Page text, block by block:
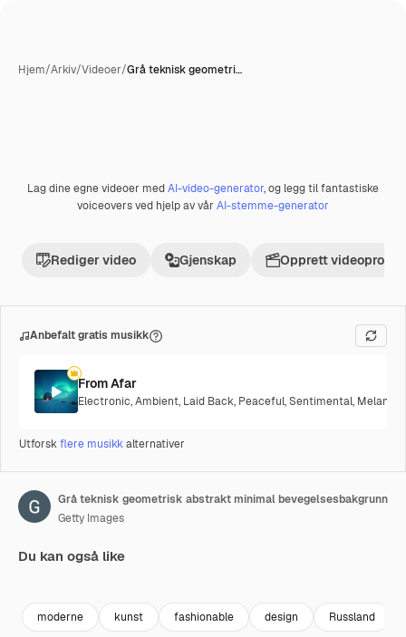
Hjem/Arkiv/Videoer/Grå teknisk geometri…
Premium
Lag dine egne videoer medAI-video-generator, og legg til fantastiske
voiceovers ved hjelp av vår AI-stemme-generator
Rediger video Gjenskap Opprett
Anbefalt gratis musikk
From Afar
Electronic,Ambient, Laid Back, Peaceful,Sentimental,
Utforskflere musikkalternativer
Grå teknisk geometrisk abstrakt minimal bevegelsesbakgrunn
Getty Images
Du kan også like
moderne kunst fashionable design Russland